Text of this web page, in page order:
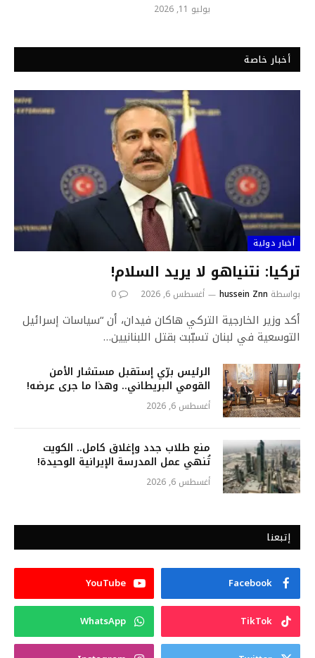
يوليو 11, 2026
أخبار خاصة
أخبار دولية
تركيا: نتنياهو لا يريد السلام!
بواسطة hussein Znn أغسطس 6, 2026 0
أكد وزير الخارجية التركي هاكان فيدان، أن “سياسات إسرائيل
التوسعية في لبنان تسبّبت بقتل اللبنانيين…
الرئيس برّي إستقبل مستشار الأمن
القومي البريطاني.. وهذا ما جرى عرضه!
أغسطس 6, 2026
منع طلاب جدد وإغلاق كامل.. الكويت
تُنهي عمل المدرسة الإيرانية الوحيدة!
أغسطس 6, 2026
إتبعنا
Facebook
YouTube
TikTok
WhatsApp